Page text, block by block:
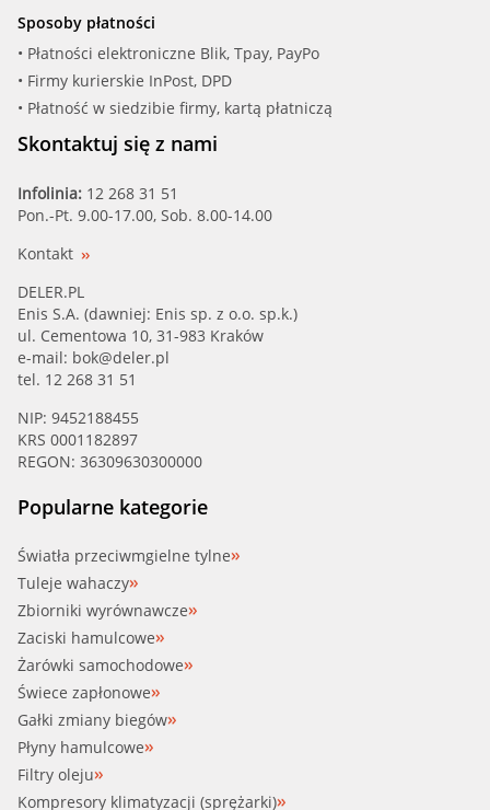
Sposoby płatności
• Płatności elektroniczne Blik, Tpay, PayPo
• Firmy kurierskie InPost, DPD
• Płatność w siedzibie firmy, kartą płatniczą
Skontaktuj się z nami
Infolinia: 12 268 31 51
Pon.-Pt. 9.00-17.00, Sob. 8.00-14.00
Kontakt
DELER.PL
Enis S.A. (dawniej: Enis sp. z o.o. sp.k.)
ul. Cementowa 10, 31-983 Kraków
e-mail: bok@deler.pl
tel. 12 268 31 51
NIP: 9452188455
KRS 0001182897
REGON: 36309630300000
Popularne kategorie
Światła przeciwmgielne tylne
Tuleje wahaczy
Zbiorniki wyrównawcze
Zaciski hamulcowe
Żarówki samochodowe
Świece zapłonowe
Gałki zmiany biegów
Płyny hamulcowe
Filtry oleju
Kompresory klimatyzacji (sprężarki)